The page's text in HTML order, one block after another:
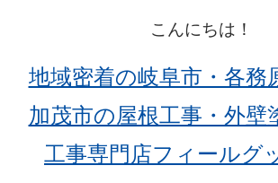
こんにちは！
地域密着の岐阜市・各務
加茂市の屋根工事・外壁
工事専門店フィール